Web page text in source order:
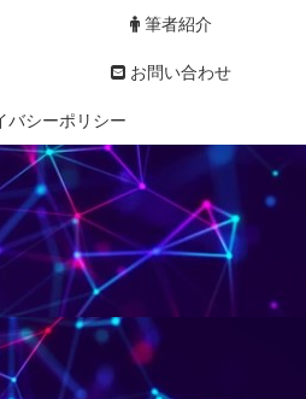
筆者紹介
お問い合わせ
バシーポリシー